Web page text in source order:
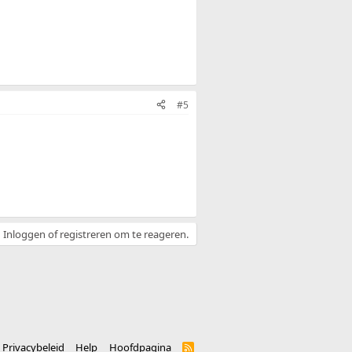
#5
Inloggen of registreren om te reageren.
Privacybeleid Help Hoofdpagina R